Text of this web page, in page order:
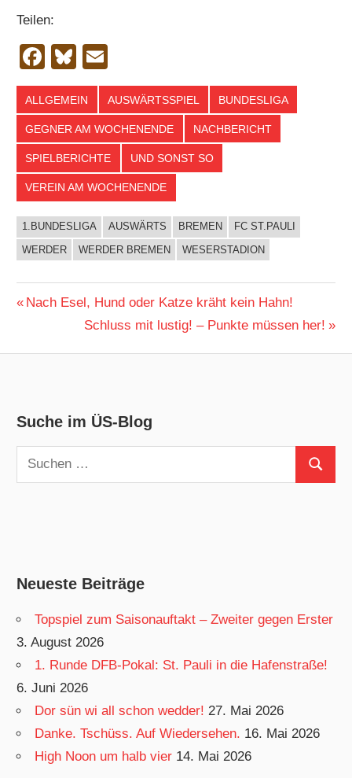
Teilen:
Facebook
Bluesky
ALLGEMEIN AUSWÄRTSSPIEL BUNDESLIGA
GEGNER AM WOCHENENDE NACHBERICHT
SPIELBERICHTE UND SONST SO
VEREIN AM WOCHENENDE
1.BUNDESLIGA AUSWÄRTS BREMEN
FC ST.PAULI
WERDER
WERDER BREMEN WESERSTADION
Beitragsnavigation
Vorheriger
Nach Esel, Hund oder Katze kräht kein Hahn!
Nächster
Schluss mit lustig! – Punkte müssen her!
Suche im ÜS-Blog
Suchen
nach:
Suchen
Neueste Beiträge
Topspiel zum Saisonauftakt – Zweiter gegen Erster
3. August 2026
1. Runde DFB-Pokal: St. Pauli in die Hafenstraße!
6. Juni 2026
Dor sün wi all schon wedder! 27. Mai 2026
Danke. Tschüss. Auf Wiedersehen. 16. Mai 2026
High Noon um halb vier 14. Mai 2026